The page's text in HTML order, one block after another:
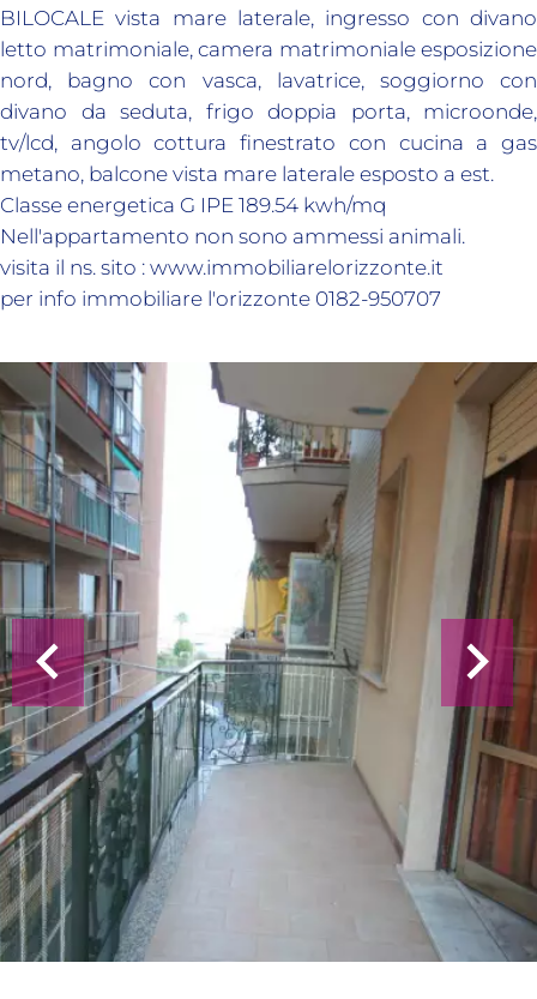
BILOCALE vista mare laterale, ingresso con divano
letto matrimoniale, camera matrimoniale esposizione
nord, bagno con vasca, lavatrice, soggiorno con
divano da seduta, frigo doppia porta, microonde,
tv/lcd, angolo cottura finestrato con cucina a gas
metano, balcone vista mare laterale esposto a est.
Classe energetica G IPE 189.54 kwh/mq
Nell'appartamento non sono ammessi animali.
visita il ns. sito : www.immobiliarelorizzonte.it
per info immobiliare l'orizzonte 0182-950707